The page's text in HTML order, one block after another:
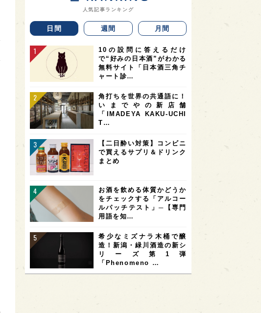
人気記事ランキング
日間 週間 月間
10の設問に答えるだけ
で“好みの日本酒”がわかる
無料サイト「日本酒三角チ
ャート診…
角打ちを世界の共通語に！
いまでやの新店舗
「IMADEYA KAKU-UCHI
T…
【二日酔い対策】コンビニ
で買えるサプリ＆ドリンク
まとめ
お酒を飲める体質かどうか
をチェックする「アルコー
ルパッチテスト」─【専門
用語を知…
希少なミズナラ木桶で醸
造！新潟・緑川酒造の新シ
リーズ第1弾
「Phenomeno …